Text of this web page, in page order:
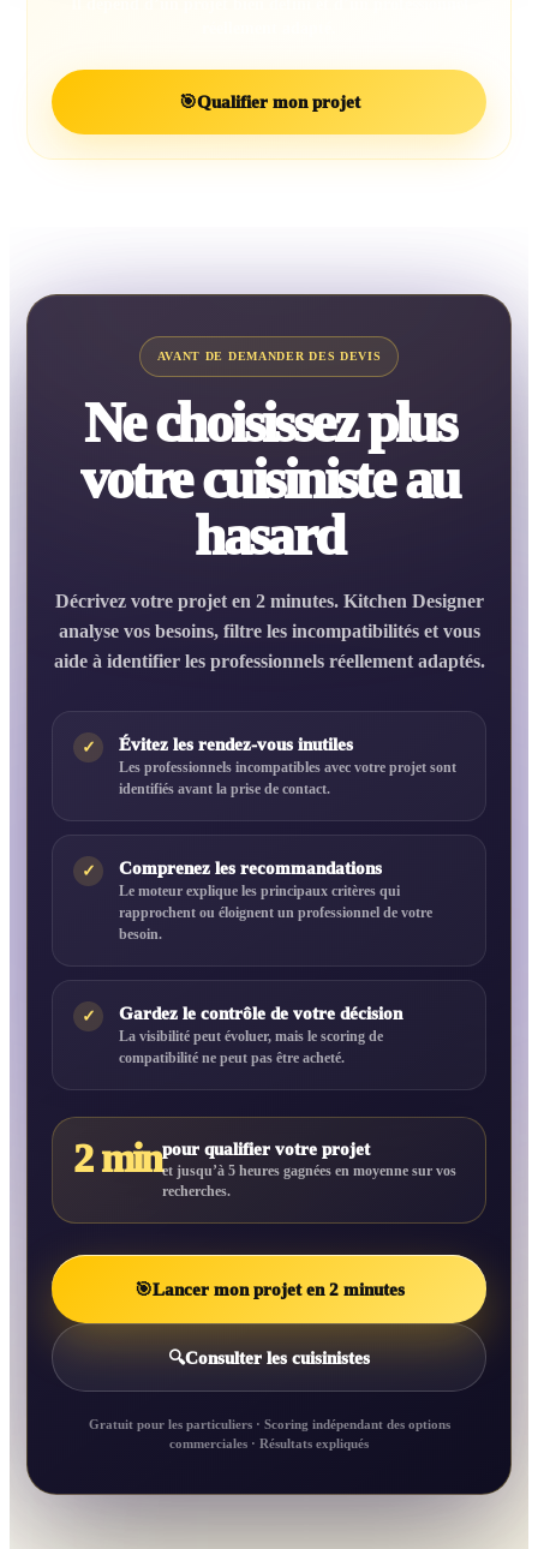
🎯Qualifier mon projet
AVANT DE DEMANDER DES DEVIS
Ne choisissez plus
votre cuisiniste au
hasard
Décrivez votre projet en 2 minutes. Kitchen Designer
analyse vos besoins, filtre les incompatibilités et vous
aide à identifier les professionnels réellement adaptés.
✓ Évitez les rendez-vous inutiles
Les professionnels incompatibles avec votre projet sont
identifiés avant la prise de contact.
✓ Comprenez les recommandations
Le moteur explique les principaux critères qui
rapprochent ou éloignent un professionnel de votre
besoin.
✓ Gardez le contrôle de votre décision
La visibilité peut évoluer, mais le scoring de
compatibilité ne peut pas être acheté.
2 minpour qualifier votre projet
et jusqu’à 5 heures gagnées en moyenne sur vos
recherches.
🎯Lancer mon projet en 2 minutes
🔍Consulter les cuisinistes
Gratuit pour les particuliers · Scoring indépendant des options
commerciales · Résultats expliqués